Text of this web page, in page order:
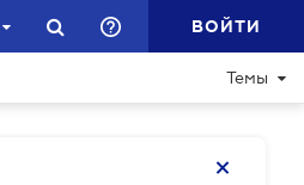
ВОЙТИ
Темы